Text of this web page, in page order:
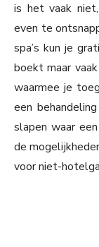
is het vaak
even te
spa’s kun je
boekt maar
waarmee je
een
slapen waar
de
voor niet-